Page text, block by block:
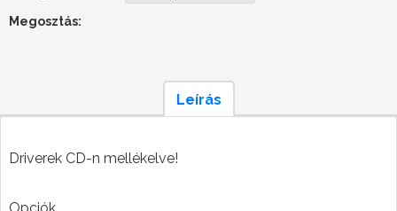
Megosztás:
Leírás
Driverek CD-n mellékelve!